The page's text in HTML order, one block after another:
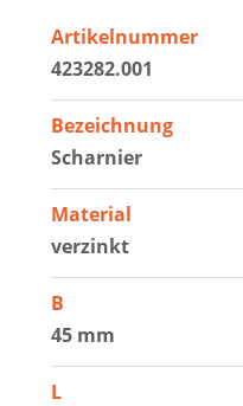
Artikelnummer
423282.001
Bezeichnung
Scharnier
Material
verzinkt
B
45 mm
L